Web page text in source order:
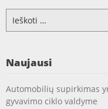
Ieškoti:
Naujausi
Automobilių supirkimas
gyvavimo ciklo valdyme